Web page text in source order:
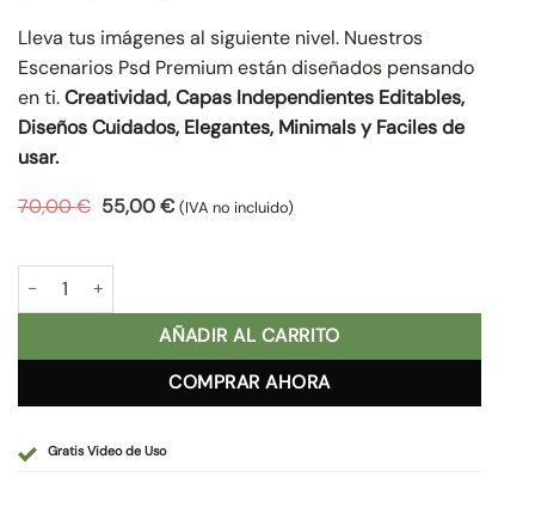
Lleva tus imágenes al siguiente nivel. Nuestros
Escenarios Psd Premium están diseñados pensando
en ti.Creatividad, Capas Independientes Editables,
Diseños Cuidados, Elegantes, Minimals y Faciles de
usar.
70,00€ El
era:
55,00€El(IVA no incluido)
Comunión Mágica 2022 cantidad
AÑADIR AL CARRITO
COMPRAR AHORA
Gratis Video de Uso